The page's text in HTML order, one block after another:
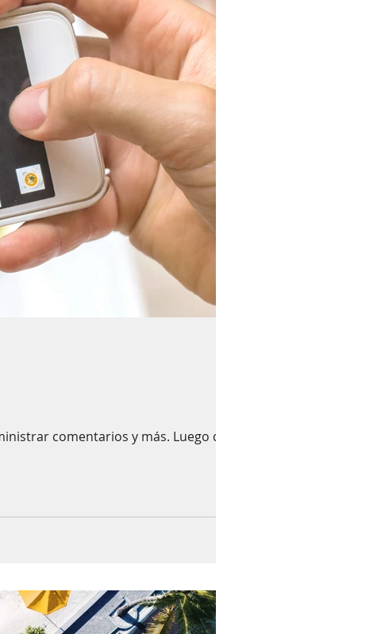
comentarios y más. Luego de